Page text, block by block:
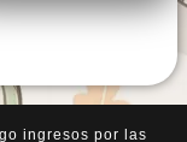
ingresos por las